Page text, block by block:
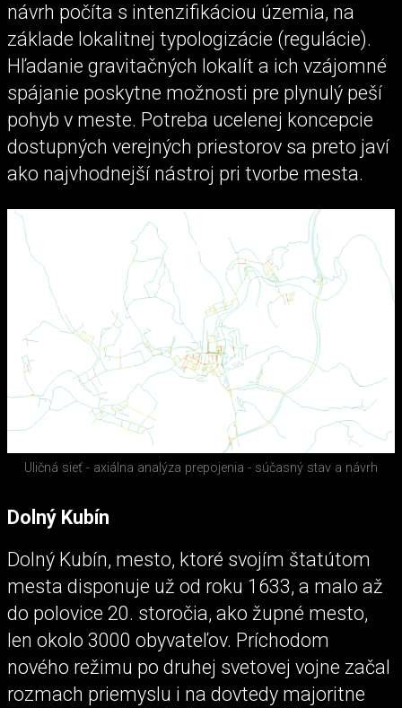
návrh počíta s intenzifikáciou územia, na
základe lokalitnej typologizácie (regulácie).
Hľadanie gravitačných lokalít a ich vzájomné
spájanie poskytne možnosti pre plynulý peší
pohyb v meste. Potreba ucelenej koncepcie
dostupných verejných priestorov sa preto javí
ako najvhodnejší nástroj pri tvorbe mesta.
Uličná sieť - axiálna analýza prepojenia - súčasný stav a návrh
Dolný Kubín
Dolný Kubín, mesto, ktoré svojím štatútom
mesta disponuje už od roku 1633, a malo až
do polovice 20. storočia, ako župné mesto,
len okolo 3000 obyvateľov. Príchodom
nového režimu po druhej svetovej vojne začal
rozmach priemyslu i na dovtedy majoritne